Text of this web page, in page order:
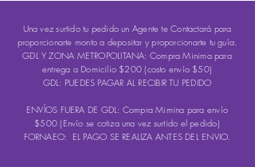
Una vez surtido tu pedido un Agente te Contactará para
proporcionarte monto a depositar y proporcionarte tu guía.
GDL Y ZONA METROPOLITANA: Compra Minima para
entrega a Domicilio $200 (costo envío $50)
GDL: PUEDES PAGAR AL RECIBIR TU PEDIDO
ENVÍOS FUERA DE GDL: Compra Mimina para envío
$500 (Envío se cotiza una vez surtido el pedido)
FORNAEO: EL PAGO SE REALIZA ANTES DEL ENVIO.